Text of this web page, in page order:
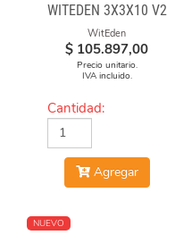
WITEDEN 3X3X10 V2
WitEden
$ 105.897,00
Precio unitario.
IVA incluido.
Cantidad:
Agregar
NUEVO